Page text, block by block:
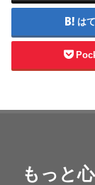
は
もっと